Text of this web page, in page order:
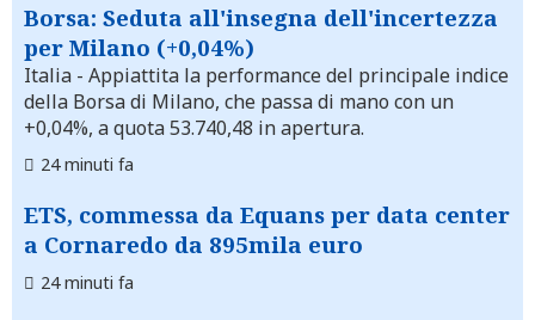
Borsa: Seduta all'insegna dell'incertezza
per Milano (+0,04%)
Italia - Appiattita la performance del principale indice
della Borsa di Milano, che passa di mano con un
+0,04%, a quota 53.740,48 in apertura.
24 minuti fa
ETS, commessa da Equans per data center
a Cornaredo da 895mila euro
24 minuti fa